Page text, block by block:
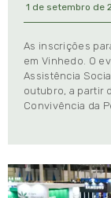
1 de setembro de
As inscrições
em Vinhedo. O
Assistência
outubro, a partir
Convivência da